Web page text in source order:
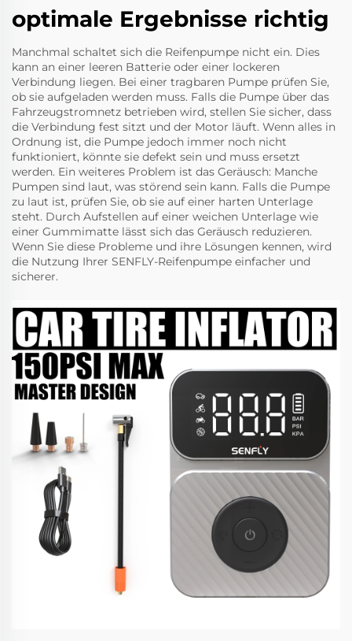
optimale Ergebnisse richtig
Manchmal schaltet sich die Reifenpumpe nicht ein. Dies
kann an einer leeren Batterie oder einer lockeren
Verbindung liegen. Bei einer tragbaren Pumpe prüfen Sie,
ob sie aufgeladen werden muss. Falls die Pumpe über das
Fahrzeugstromnetz betrieben wird, stellen Sie sicher, dass
die Verbindung fest sitzt und der Motor läuft. Wenn alles in
Ordnung ist, die Pumpe jedoch immer noch nicht
funktioniert, könnte sie defekt sein und muss ersetzt
werden. Ein weiteres Problem ist das Geräusch: Manche
Pumpen sind laut, was störend sein kann. Falls die Pumpe
zu laut ist, prüfen Sie, ob sie auf einer harten Unterlage
steht. Durch Aufstellen auf einer weichen Unterlage wie
einer Gummimatte lässt sich das Geräusch reduzieren.
Wenn Sie diese Probleme und ihre Lösungen kennen, wird
die Nutzung Ihrer SENFLY-Reifenpumpe einfacher und
sicherer.